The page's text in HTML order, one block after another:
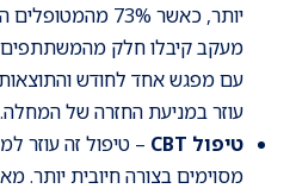
יותר, כאשר 73%
עם מפגש אחד לחודש
עוזר במניעת החזרה של המחלה.
טיפול CBT
– טיפול זה עוזר
מסוימים בצורה חיובית יותר.